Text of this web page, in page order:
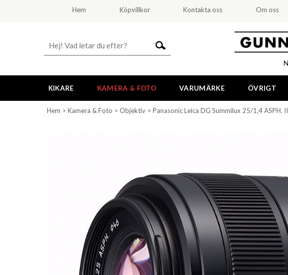
Hem Köpvillkor Kontakta oss Om oss
KIKARE KAMERA & FOTO VARUMÄRKE ÖVRIGT
Hem > Kamera & Foto > Objektiv > Panasonic Leica DG Summilux 25/1,4 ASPH. II